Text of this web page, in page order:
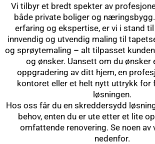
Vi tilbyr et bredt spekter av
både private boliger og
erfaring og ekspertise, er vi i stand
innvendig og utvendig maling til
og sprøytemaling – alt tilpasset
og ønsker. Uansett om du ønsker
oppgradering av ditt hjem, en
kontoret eller et helt nytt uttrykk for
løsningen.
Hos oss får du en skreddersydd
behov, enten du er ute etter et lite
omfattende renovering. Se noen av
nedenfor.